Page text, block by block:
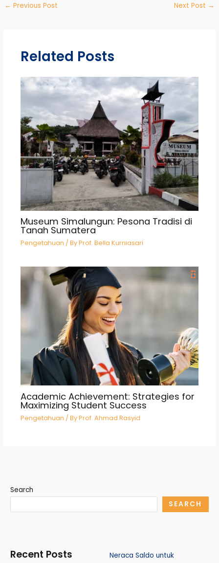
← Previous Post Next Post →
Related Posts
Museum Simalungun: Pesona Tradisi di
Tanah Sumatera
Pengetahuan / ByProf. Bella Kurniasari
Academic Achievement: Strategies for
Maximizing Student Success
Pengetahuan / ByProf. Ahmad Rasyid
Search
SEARCH
Recent Posts
Neraca Saldo untuk